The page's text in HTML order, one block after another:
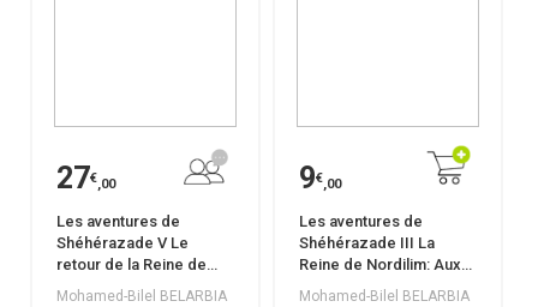
27€,00
Les aventures de
Shéhérazade V Le
retour de la Reine de
Stirlim
Mohamed-Bilel BELARBIA
9€,00
Les aventures de
Shéhérazade III La
Reine de Nordilim: Aux
Royaumes du Nord
Mohamed-Bilel BELARBIA